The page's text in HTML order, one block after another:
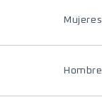
Mujeres
Hombre